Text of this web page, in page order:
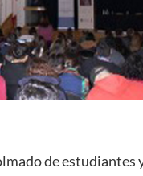
de estudiantes